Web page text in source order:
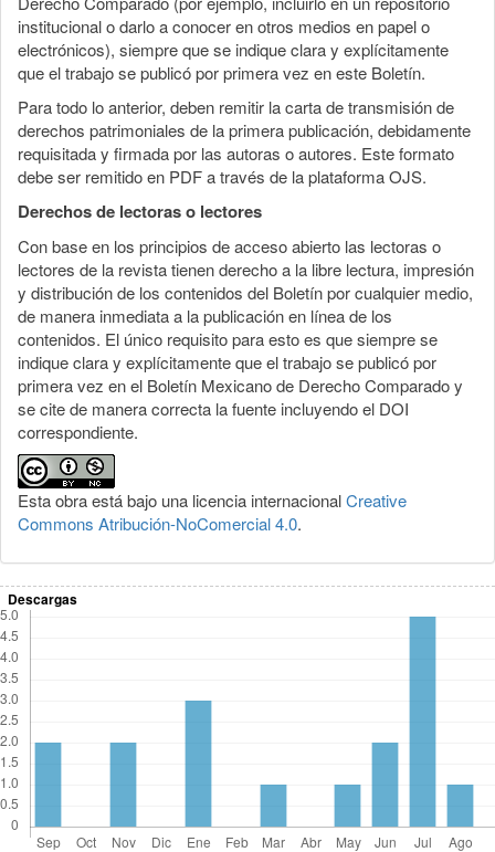
institucional o darlo a conocer en otros medios en papel o
electrónicos), siempre que se indique clara y explícitamente
que el trabajo se publicó por primera vez en este Boletín.
Para todo lo anterior, deben remitir la carta de transmisión de
derechos patrimoniales de la primera publicación, debidamente
requisitada y firmada por las autoras o autores. Este formato
debe ser remitido en PDF a través de la plataforma OJS.
Derechos de lectoras o lectores
Con base en los principios de acceso abierto las lectoras o
lectores de la revista tienen derecho a la libre lectura, impresión
y distribución de los contenidos del Boletín por cualquier medio,
de manera inmediata a la publicación en línea de los
contenidos. El único requisito para esto es que siempre se
indique clara y explícitamente que el trabajo se publicó por
primera vez en el Boletín Mexicano de Derecho Comparado y
se cite de manera correcta la fuente incluyendo el DOI
correspondiente.
Esta obra está bajo una licencia internacionalCreative
Commons Atribución-NoComercial 4.0.
Descargas